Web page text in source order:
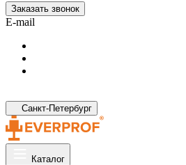
Заказать звонок
E-mail
Санкт-Петербург
Каталог